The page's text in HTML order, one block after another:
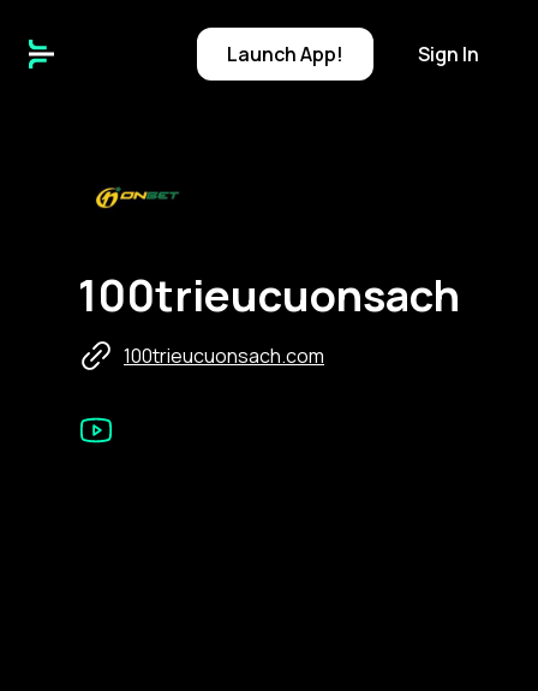
LaunchApp! Sign In
1
100trieucuonsach
100trieucuonsach.com